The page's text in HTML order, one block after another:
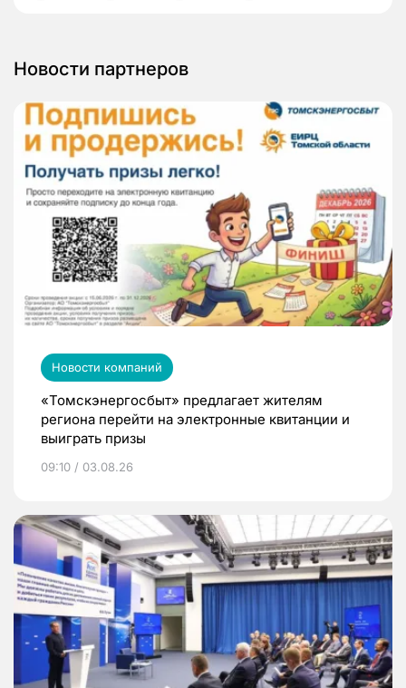
Новости партнеров
Новости компаний
«Томскэнергосбыт» предлагает жителям
региона перейти на электронные квитанции и
выиграть призы
09:10 / 03.08.26